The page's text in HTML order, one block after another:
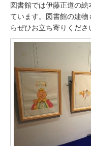
図書館では伊藤正道の
ています。図書館の建
らぜひお立ち寄りくださ